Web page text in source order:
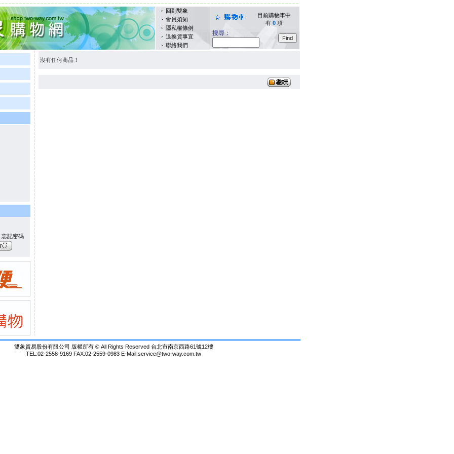
回到雙象
會員須知
隱私權條例
退換貨事宜
聯絡我們
目前購物車中
有 0項
搜尋：
忘記密碼
沒有任何商品！
雙象貿易股份有限公司 版權所有 © All Rights Reserved 台北市南京西路61號12樓
TEL:02-2558-9169 FAX:02-2559-0983 E-Mail:service@two-way.com.tw